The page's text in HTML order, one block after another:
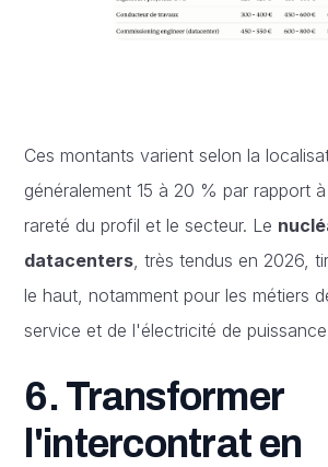
Ces montants varient selon la
généralement 15 à 20 % par rapport
rareté du profil et le secteur. Le
datacenters , très tendus en 2026,
le haut, notamment pour les métiers
service et de l'électricité de
6. Transformer
l'intercontrat en